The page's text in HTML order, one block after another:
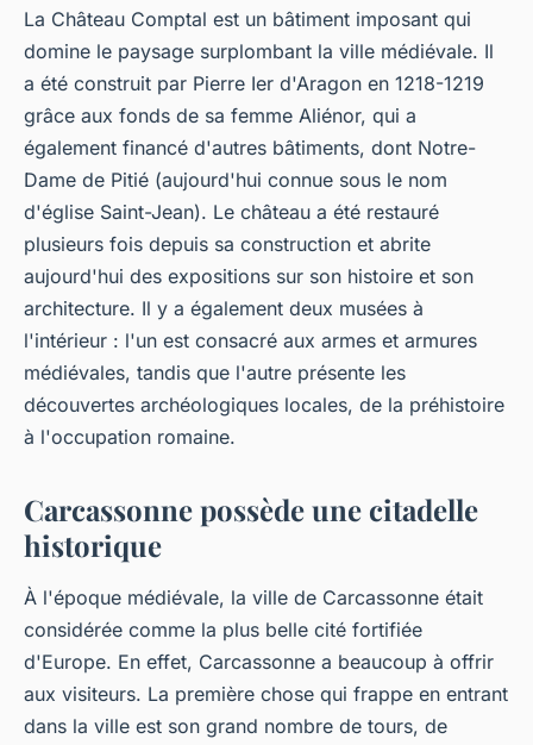
La Château Comptal est un bâtiment imposant qui
domine le paysage surplombant la ville médiévale. Il
a été construit par Pierre Ier d'Aragon en 1218-1219
grâce aux fonds de sa femme Aliénor, qui a
également financé d'autres bâtiments, dont Notre-
Dame de Pitié (aujourd'hui connue sous le nom
d'église Saint-Jean). Le château a été restauré
plusieurs fois depuis sa construction et abrite
aujourd'hui des expositions sur son histoire et son
architecture. Il y a également deux musées à
l'intérieur : l'un est consacré aux armes et armures
médiévales, tandis que l'autre présente les
découvertes archéologiques locales, de la préhistoire
à l'occupation romaine.
Carcassonne possède une citadelle
historique
À l'époque médiévale, la ville de Carcassonne était
considérée comme la plus belle cité fortifiée
d'Europe. En effet, Carcassonne a beaucoup à offrir
aux visiteurs. La première chose qui frappe en entrant
dans la ville est son grand nombre de tours, de